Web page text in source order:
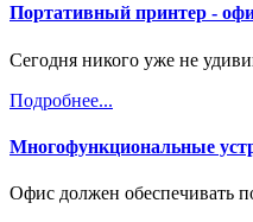
Портативный принтер -
Сегодня никого уже не
Подробнее...
Многофункциональные
Офис должен обеспечивать